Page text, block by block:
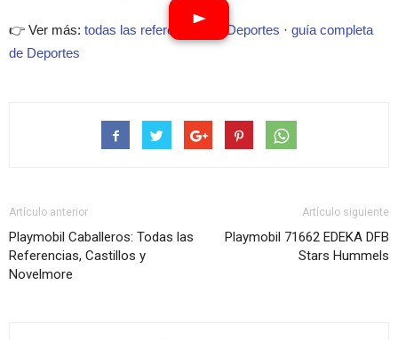
👉 Ver más: todas las referencias de Deportes · guía completa
de Deportes
Artículo anterior
Playmobil Caballeros: Todas las
Referencias, Castillos y
Novelmore
Artículo siguiente
Playmobil 71662 EDEKA DFB
Stars Hummels